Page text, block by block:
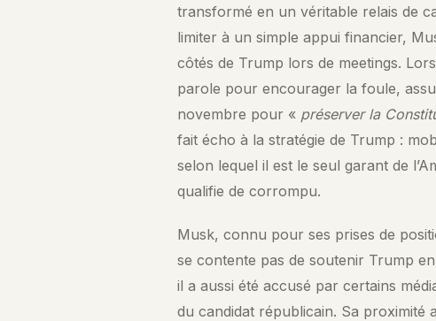
transformé en un véritable relais de
limiter à un simple appui financier,
côtés de Trump lors de meetings.
parole pour encourager la foule,
novembre pour « préserver la
fait écho à la stratégie de Trump :
selon lequel il est le seul garant de
qualifie de corrompu.
Musk, connu pour ses prises de
se contente pas de soutenir Trump
il a aussi été accusé par certains
du candidat républicain. Sa proximité